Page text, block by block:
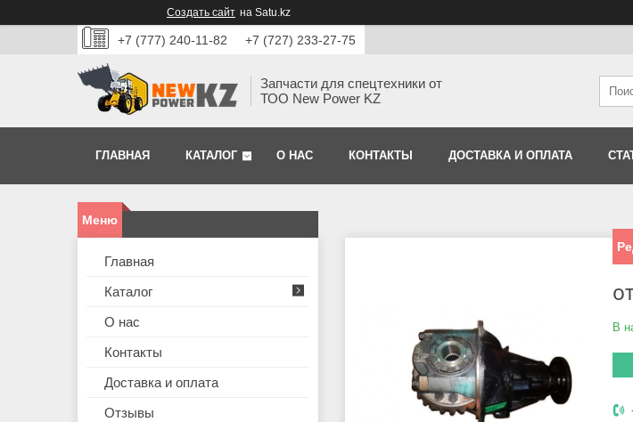
Создать сайт на Satu.kz
+7 (777) 240-11-82 +7 (727) 233-27-75
Запчасти для спецтехники от
ТОО New Power KZ
ГЛАВНАЯ КАТАЛОГ О НАС КОНТАКТЫ ДОСТАВКА И ОПЛАТА
В
Главная
Каталог
О нас
Контакты
Доставка и оплата
Отзывы